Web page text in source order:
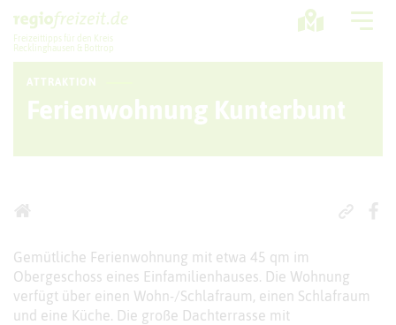
Freizeittipps für den Kreis
Recklinghausen & Bottrop
ATTRAKTION
Ferienwohnung Kunterbunt
Gemütliche Ferienwohnung mit etwa 45 qm im
Obergeschoss eines Einfamilienhauses. Die Wohnung
verfügt über einen Wohn-/Schlafraum, einen Schlafraum
und eine Küche. Die große Dachterrasse mit